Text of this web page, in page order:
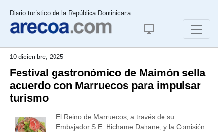
Diario turístico de la República Dominicana
10 diciembre, 2025
Festival gastronómico de Maimón sella
acuerdo con Marruecos para impulsar
turismo
El Reino de Marruecos, a través de su
Embajador S.E. Hichame Dahane, y la Comisión